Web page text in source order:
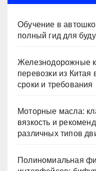
Обучение в
полный гид для
Железнодорожные
перевозки из
сроки и требования
Моторные масла:
вязкость и
различных типов
Полиномиальная